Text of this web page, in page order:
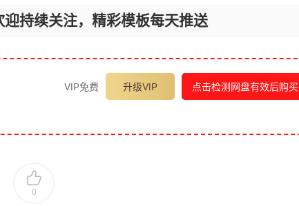
迎持续关注，精彩模板每天推送
VIP免费 升级VIP 点击检测网盘有效后购买
0